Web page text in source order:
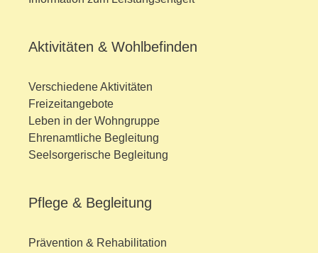
Aktivitäten & Wohlbefinden
Verschiedene Aktivitäten
Freizeitangebote
Leben in der Wohngruppe
Ehrenamtliche Begleitung
Seelsorgerische Begleitung
Pflege & Begleitung
Prävention & Rehabilitation